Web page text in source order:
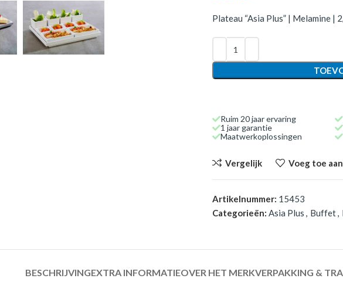
Plateau “Asia Plus” | Melamine |
Ruim 20 jaar ervaring
1 jaar garantie
Maatwerkoplossingen
Vergelijk Voeg toe
Artikelnummer: 15453
Categorieën: Asia Plus , Buffet,
BESCHRIJVINGEXTRA INFORMATIEOVER HET MERKVERPAKKING &